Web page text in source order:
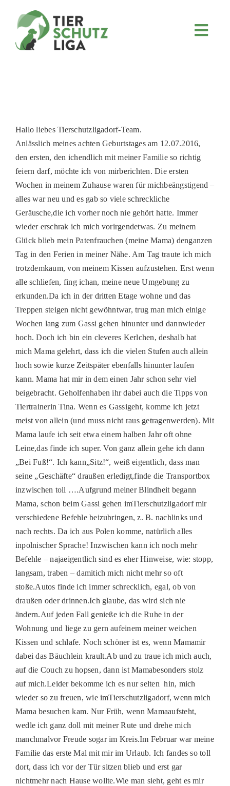
KOOPERATIONEN
4KIDS
TIERHEIMTIERE
TIERHEIME
PATENSCHAFTEN
HELFER WERDEN
RATGEBER
Hallo liebes Tierschutzligadorf-Team.
Anlässlich meines achten Geburtstages am 12.07.2016,
den ersten, den ichendlich mit meiner Familie so richtig
feiern darf, möchte ich von mirberichten. Die ersten
Wochen in meinem Zuhause waren für michbeängstigend –
alles war neu und es gab so viele schreckliche
Geräusche,die ich vorher noch nie gehört hatte. Immer
wieder erschrak ich mich vorirgendetwas. Zu meinem
Glück blieb mein Patenfrauchen (meine Mama) denganzen
Tag in den Ferien in meiner Nähe. Am Tag traute ich mich
trotzdemkaum, von meinem Kissen aufzustehen. Erst wenn
alle schliefen, fing ichan, meine neue Umgebung zu
erkunden.Da ich in der dritten Etage wohne und das
Treppen steigen nicht gewöhntwar, trug man mich einige
Wochen lang zum Gassi gehen hinunter und dannwieder
hoch. Doch ich bin ein cleveres Kerlchen, deshalb hat
mich Mama gelehrt, dass ich die vielen Stufen auch allein
hoch sowie kurze Zeitspäter ebenfalls hinunter laufen
kann. Mama hat mir in dem einen Jahr schon sehr viel
beigebracht. Geholfenhaben ihr dabei auch die Tipps von
Tiertrainerin Tina. Wenn es Gassigeht, komme ich jetzt
meist von allein (und muss nicht raus getragenwerden). Mit
Mama laufe ich seit etwa einem halben Jahr oft ohne
Leine,das finde ich super. Von ganz allein gehe ich dann
„Bei Fuß!“. Ich kann„Sitz!“, weiß eigentlich, dass man
seine „Geschäfte“ draußen erledigt,finde die Transportbox
inzwischen toll ….Aufgrund meiner Blindheit begann
Mama, schon beim Gassi gehen imTierschutzligadorf mir
verschiedene Befehle beizubringen, z. B. nachlinks und
nach rechts. Da ich aus Polen komme, natürlich alles
inpolnischer Sprache! Inzwischen kann ich noch mehr
Befehle – najaeigentlich sind es eher Hinweise, wie: stopp,
langsam, traben – damitich mich nicht mehr so oft
stoße.Autos finde ich immer schrecklich, egal, ob von
draußen oder drinnen.Ich glaube, das wird sich nie
ändern.Auf jeden Fall genieße ich die Ruhe in der
Wohnung und liege zu gern aufeinem meiner weichen
Kissen und schlafe. Noch schöner ist es, wenn Mamamir
dabei das Bäuchlein krault.Ab und zu traue ich mich auch,
auf die Couch zu hopsen, dann ist Mamabesonders stolz
auf mich.Leider bekomme ich es nur selten hin, mich
wieder so zu freuen, wie imTierschutzligadorf, wenn mich
Mama besuchen kam. Nur Früh, wenn Mamaaufsteht,
wedle ich ganz doll mit meiner Rute und drehe mich
manchmalvor Freude sogar im Kreis.Im Februar war meine
Familie das erste Mal mit mir im Urlaub. Ich fandes so toll
dort, dass ich vor der Tür sitzen blieb und erst gar
nichtmehr nach Hause wollte.Wie man sieht, geht es mir